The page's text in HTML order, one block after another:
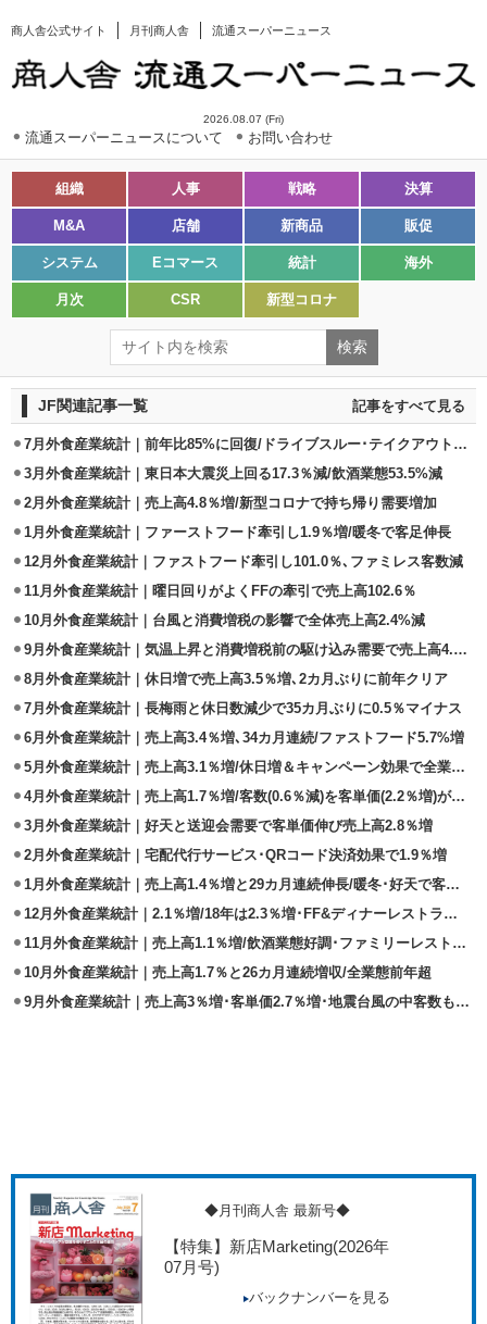
商人舎公式サイト 月刊商人舎 流通スーパーニュース
2026.08.07 (Fri)
流通スーパーニュースについて お問い合わせ
組織 人事 戦略 決算
M&A 店舗 新商品 販促
システム Eコマース 統計 海外
月次 CSR 新型コロナ
JF関連記事一覧 記事をすべて見る
7月外食産業統計｜前年比85%に回復/ドライブスルー･テイクアウト･宅配好調
3月外食産業統計｜東日本大震災上回る17.3％減/飲酒業態53.5%減
2月外食産業統計｜売上高4.8％増/新型コロナで持ち帰り需要増加
1月外食産業統計｜ファーストフード牽引し1.9％増/暖冬で客足伸長
12月外食産業統計｜ファストフード牽引し101.0％､ファミレス客数減
11月外食産業統計｜曜日回りがよくFFの牽引で売上高102.6％
10月外食産業統計｜台風と消費増税の影響で全体売上高2.4%減
9月外食産業統計｜気温上昇と消費増税前の駆け込み需要で売上高4.0％増
8月外食産業統計｜休日増で売上高3.5％増､2カ月ぶりに前年クリア
7月外食産業統計｜長梅雨と休日数減少で35カ月ぶりに0.5％マイナス
6月外食産業統計｜売上高3.4％増､34カ月連続/ファストフード5.7%増
5月外食産業統計｜売上高3.1％増/休日増＆キャンペーン効果で全業態伸長
4月外食産業統計｜売上高1.7％増/客数(0.6％減)を客単価(2.2％増)がカバー
3月外食産業統計｜好天と送迎会需要で客単価伸び売上高2.8％増
2月外食産業統計｜宅配代行サービス･QRコード決済効果で1.9％増
1月外食産業統計｜売上高1.4％増と29カ月連続伸長/暖冬･好天で客数増加
12月外食産業統計｜2.1％増/18年は2.3％増･FF&ディナーレストラン牽引
11月外食産業統計｜売上高1.1％増/飲酒業態好調･ファミリーレストラン苦戦
10月外食産業統計｜売上高1.7％と26カ月連続増収/全業態前年超
9月外食産業統計｜売上高3％増･客単価2.7％増･地震台風の中客数も0.2％増
◆月刊商人舎 最新号◆
【特集】新店Marketing(2026年
07月号)
バックナンバーを見る